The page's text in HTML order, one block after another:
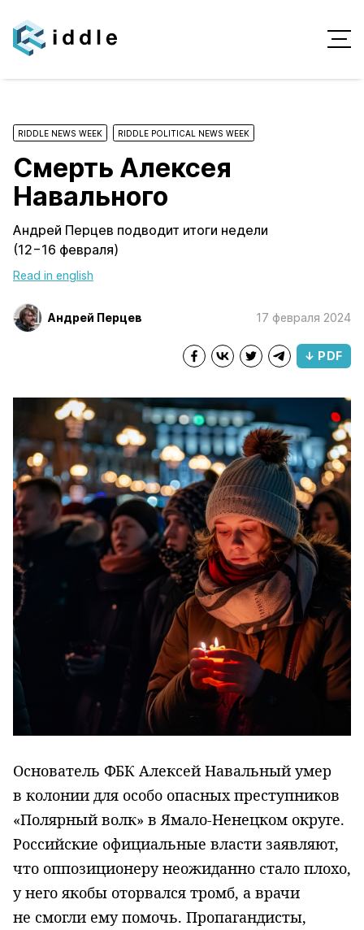
RIDDLE NEWS WEEK RIDDLE POLITICAL NEWS WEEK
Смерть Алексея
Навального
Андрей Перцев подводит итоги недели
(12−16 февраля)
Read in english
Андрей Перцев 17 февраля 2024
↓ PDF
Основатель ФБК Алексей Навальный умер
в колонии для особо опасных преступников
«Полярный волк» в Ямало-Ненецком округе.
Российские официальные власти заявляют,
что оппозиционеру неожиданно стало плохо,
у него якобы оторвался тромб, а врачи
не смогли ему помочь. Пропагандисты,